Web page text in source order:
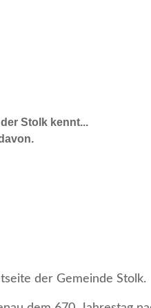
Stolk kennt...
der Gemeinde Stolk.